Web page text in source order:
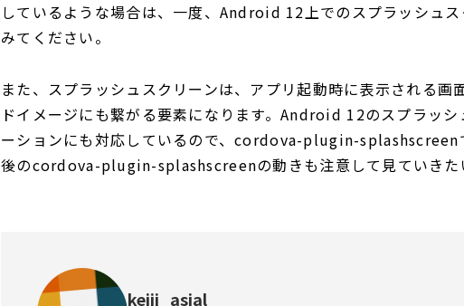
しているような場合は、一度、Android 12上でのスプラッシュ
みてください。
また、スプラッシュスクリーンは、アプリ起動時に表示される画
ドイメージにも繋がる要素になります。Android 12のスプラッシ
ーションにも対応しているので、cordova-plugin-splashscreen
後のcordova-plugin-splashscreenの動きも注意して見ていきた
keiji_asial